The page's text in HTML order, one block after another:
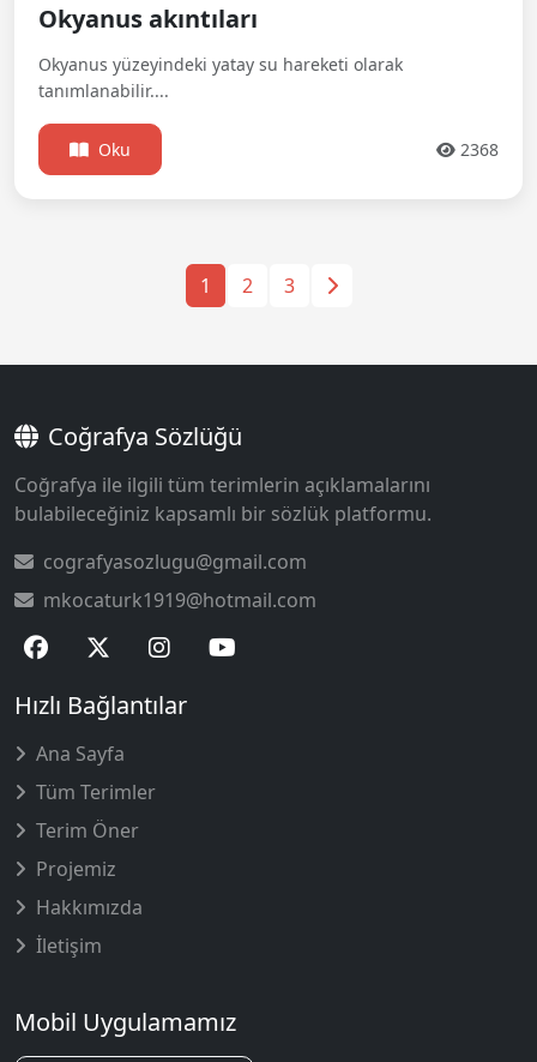
Okyanus akıntıları
Okyanus yüzeyindeki yatay su hareketi olarak
tanımlanabilir....
Oku 2368
1 2 3
Coğrafya Sözlüğü
Coğrafya ile ilgili tüm terimlerin açıklamalarını
bulabileceğiniz kapsamlı bir sözlük platformu.
cografyasozlugu@gmail.com
mkocaturk1919@hotmail.com
Hızlı Bağlantılar
Ana Sayfa
Tüm Terimler
Terim Öner
Projemiz
Hakkımızda
İletişim
Mobil Uygulamamız